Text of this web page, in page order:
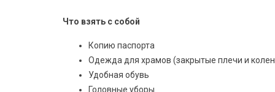
Что взять с собой
Копию паспорта
Одежда для храмов (закрытые плечи и
Удобная обувь
Головные уборы